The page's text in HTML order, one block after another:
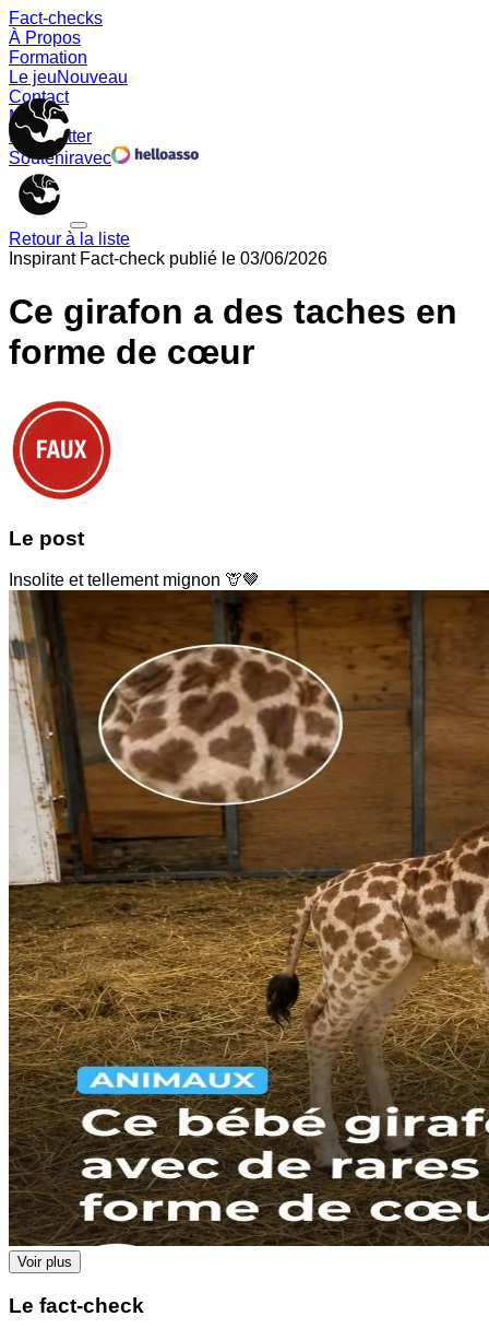
Fact-checks
À Propos
Formation
Le jeuNouveau
Contact
Memes
Newsletter
Souteniravec
Retour à la liste
InspirantFact-check publié le 03/06/2026
Ce girafon a des taches en
forme de cœur
Le post
Insolite et tellement mignon 🦒🤎
Voir plus
Le fact-check